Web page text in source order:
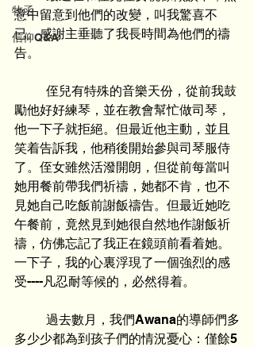
牧函
信仰Q&A
意中留意到他們的改變，叫我驚喜不
已。感謝主垂聽了我長時間為他們的禱
告。
勵他好好練琴，並在教會幫忙做司琴，
他一下子就拒絕。但最近他主動，並且
笑着告訴我，他稍後開始參與司琴服侍
了。侄女雖然活潑開朗，但從前每當叫
她用餐前帶我們祈禱，她都不肯，也不
見她自己吃飯前謝飯禱告。但最近她吃
午餐前，竟然見到她很自然地作謝飯祈
禱，仿佛忘記了我正在鏡頭前看着她。
一下子，我的心裏浮現了一個強烈的感
受----凡忍耐等候的，必然得着。
多少少都為到孩子們的情況憂心：僅餘5